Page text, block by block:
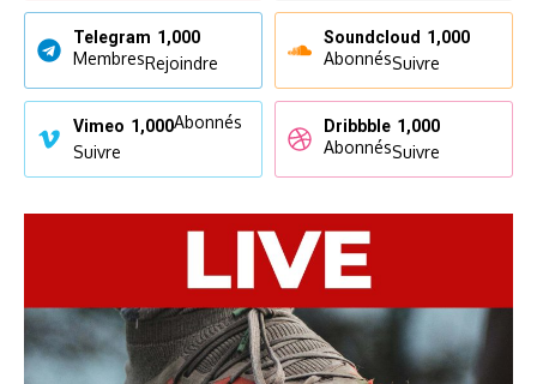
Telegram 1,000
MembresRejoindre
Soundcloud 1,000
AbonnésSuivre
Vimeo 1,000Abonnés
Suivre
Dribbble 1,000
AbonnésSuivre